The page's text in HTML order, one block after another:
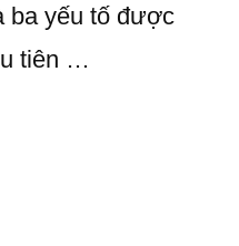
ba yếu tố được
tiên …